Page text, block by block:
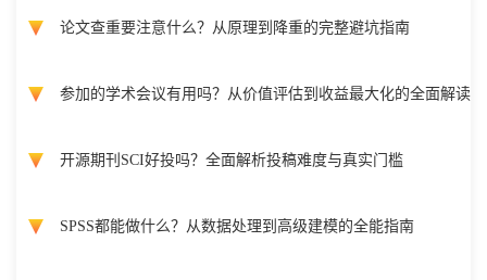
论文查重要注意什么？从原理到降重的完整避坑指南
参加的学术会议有用吗？从价值评估到收益最大化的全面解读
开源期刊SCI好投吗？全面解析投稿难度与真实门槛
SPSS都能做什么？从数据处理到高级建模的全能指南